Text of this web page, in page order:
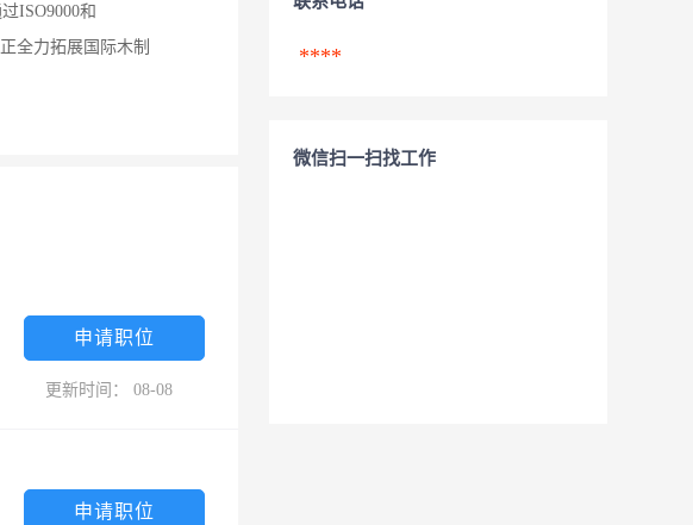
ISO9000和
全力拓展国际木制
申请职位
更新时间： 08-08
申请职位
****
微信扫一扫找工作